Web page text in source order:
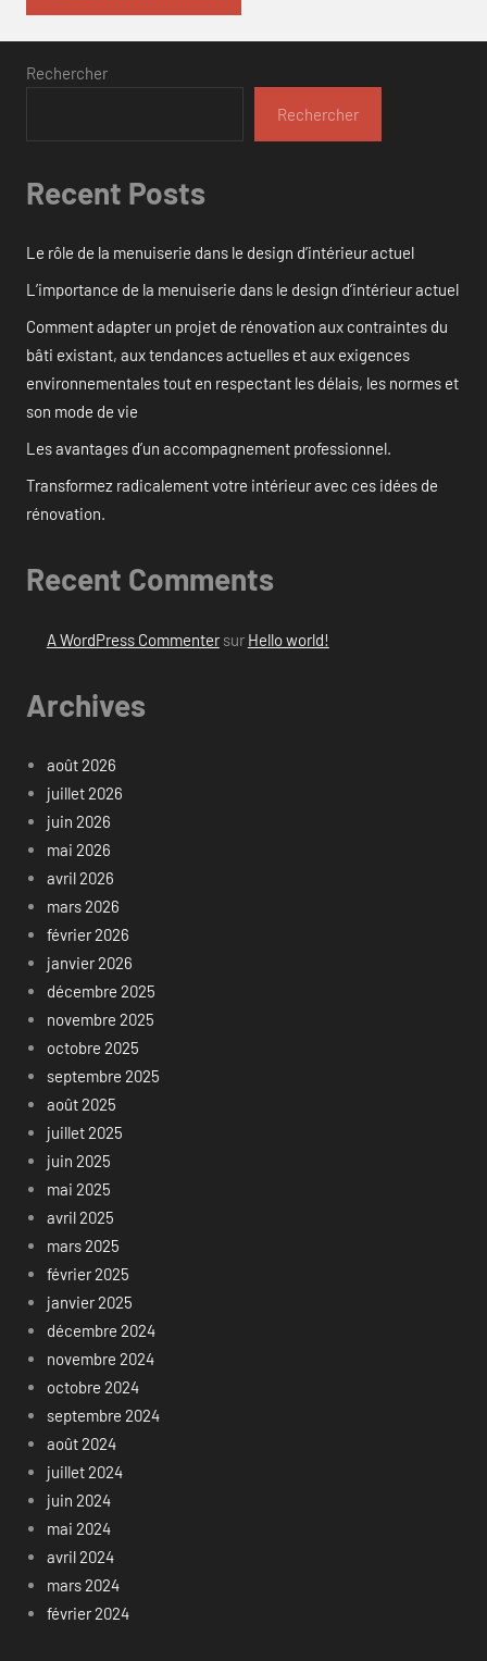
Rechercher
Rechercher
Recent Posts
Le rôle de la menuiserie dans le design d’intérieur actuel
L’importance de la menuiserie dans le design d’intérieur actuel
Comment adapter un projet de rénovation aux contraintes du
bâti existant, aux tendances actuelles et aux exigences
environnementales tout en respectant les délais, les normes et
son mode de vie
Les avantages d’un accompagnement professionnel.
Transformez radicalement votre intérieur avec ces idées de
rénovation.
Recent Comments
A WordPress Commentersur Hello world!
Archives
août 2026
juillet 2026
juin 2026
mai 2026
avril 2026
mars 2026
février 2026
janvier 2026
décembre 2025
novembre 2025
octobre 2025
septembre 2025
août 2025
juillet 2025
juin 2025
mai 2025
avril 2025
mars 2025
février 2025
janvier 2025
décembre 2024
novembre 2024
octobre 2024
septembre 2024
août 2024
juillet 2024
juin 2024
mai 2024
avril 2024
mars 2024
février 2024